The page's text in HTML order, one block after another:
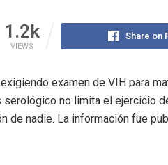
1.2k
VIEWS
Share on
examen de VIH para
serológico no limita el ejercicio
de nadie. La información fue